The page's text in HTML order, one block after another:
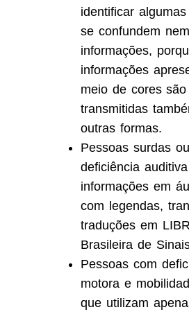
identificar
se confundem
informações,
informações
meio de cores são
transmitidas
outras formas.
Pessoas surdas
deficiência
informações em
com legendas,
traduções em
Brasileira de
Pessoas com
motora e
que utilizam